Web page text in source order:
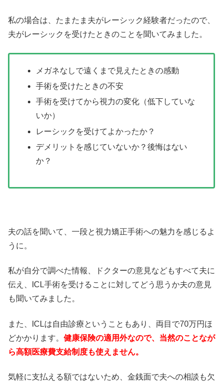
私の場合は、たまたま夫がレーシック経験者だったので、
夫がレーシックを受けたときのことを聞いてみました。
メガネなしで遠くまで見えたときの感動
手術を受けたときの不安
手術を受けてから視力の変化（低下していな
いか）
レーシックを受けてよかったか？
デメリットを感じていないか？後悔はない
か？
夫の話を聞いて、一段と視力矯正手術への魅力を感じるよ
うに。
私が自分で調べた情報、ドクターの意見などもすべて夫に
伝え、ICL手術を受けることに対してどう思うか夫の意見
も聞いてみました。
また、ICLは自由診療ということもあり、両目で70万円ほ
どかかります。 健康保険の適用外なので、当然のことなが
ら高額医療費支給制度も使えません。
気軽に支払える額ではないため、金銭面で夫への相談も欠